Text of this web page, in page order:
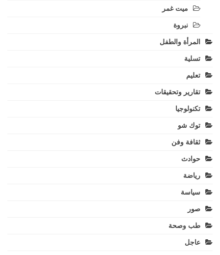
ميت غمر
نبروة
المرأة والطفل
تسلية
تعليم
تقارير وتحقيقات
تكنولوجيا
توك شو
ثقافة وفن
حوادث
رياضة
سياسة
صور
طب وصحة
عاجل